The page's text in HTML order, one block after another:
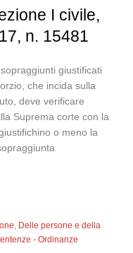
I civile,
n. 15481
giustificati
che incida sulla
deve verificare
Suprema corte con la
o meno la
, Delle persone e della
- Ordinanze